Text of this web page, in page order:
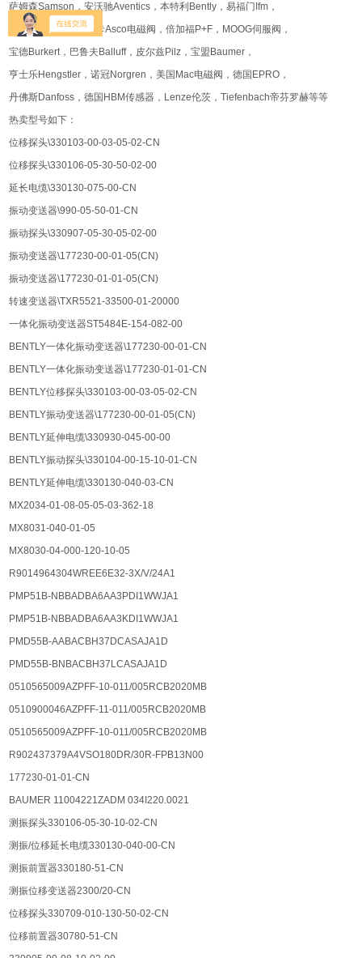
萨姆森Samson，安沃驰Aventics，本特利Bently，易福门Ifm，
仙童Fairchild，阿斯卡Asco电磁阀，倍加福P+F，MOOG伺服阀，
宝德Burkert，巴鲁夫Balluff，皮尔兹Pilz，宝盟Baumer，
亨士乐Hengstler，诺冠Norgren，美国Mac电磁阀，德国EPRO，
丹佛斯Danfoss，德国HBM传感器，Lenze伦茨，Tiefenbach帝芬罗赫等等
热卖型号如下：
位移探头\330103-00-03-05-02-CN
位移探头\330106-05-30-50-02-00
延长电缆\330130-075-00-CN
振动变送器\990-05-50-01-CN
振动探头\330907-05-30-05-02-00
振动变送器\177230-00-01-05(CN)
振动变送器\177230-01-01-05(CN)
转速变送器\TXR5521-33500-01-20000
一体化振动变送器ST5484E-154-082-00
BENTLY一体化振动变送器\177230-00-01-CN
BENTLY一体化振动变送器\177230-01-01-CN
BENTLY位移探头\330103-00-03-05-02-CN
BENTLY振动变送器\177230-00-01-05(CN)
BENTLY延伸电缆\330930-045-00-00
BENTLY振动探头\330104-00-15-10-01-CN
BENTLY延伸电缆\330130-040-03-CN
MX2034-01-08-05-05-03-362-18
MX8031-040-01-05
MX8030-04-000-120-10-05
R9014964304WREE6E32-3X/V/24A1
PMP51B-NBBADBA6AA3PDI1WWJA1
PMP51B-NBBADBA6AA3KDI1WWJA1
PMD55B-AABACBH37DCASAJA1D
PMD55B-BNBACBH37LCASAJA1D
0510565009AZPFF-10-011/005RCB2020MB
0510900046AZPFF-11-011/005RCB2020MB
0510565009AZPFF-10-011/005RCB2020MB
R902437379A4VSO180DR/30R-FPB13N00
177230-01-01-CN
BAUMER 11004221ZADM 034I220.0021
测振探头330106-05-30-10-02-CN
测振/位移延长电缆330130-040-00-CN
测振前置器330180-51-CN
测振位移变送器2300/20-CN
位移探头330709-010-130-50-02-CN
位移前置器30780-51-CN